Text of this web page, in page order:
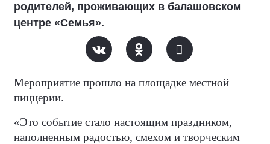
родителей, проживающих в балашовском
центре «Семья».
Мероприятие прошло на площадке местной
пиццерии.
«Это событие стало настоящим праздником,
наполненным радостью, смехом и творческим